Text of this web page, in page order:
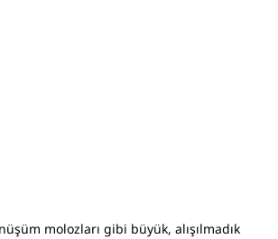
molozları gibi büyük, alışılmadık